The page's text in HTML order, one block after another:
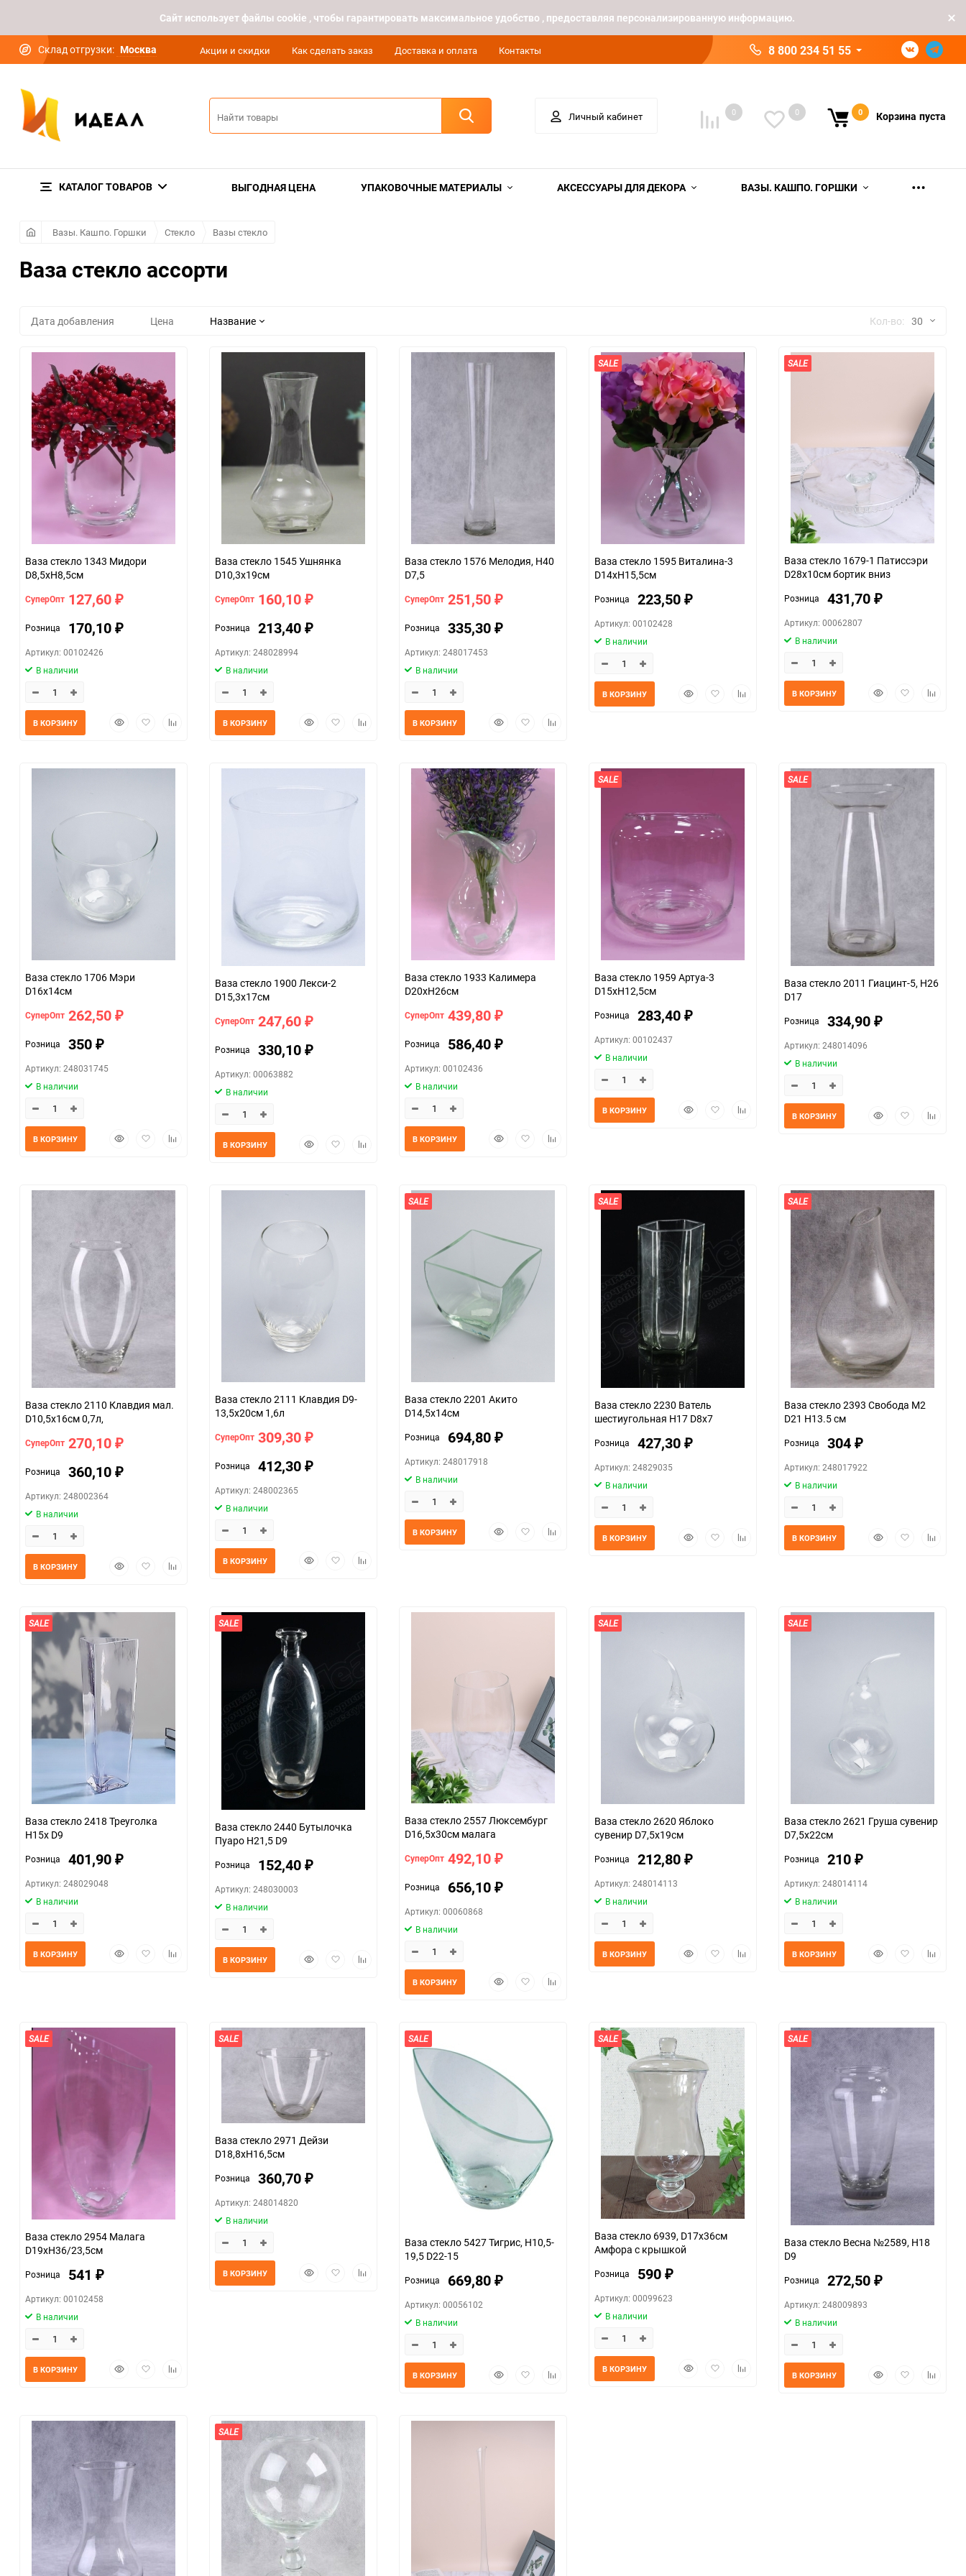
Cайт использует файлы cookie , чтобы гарантировать максимальное удобство , предоставляя персонализированную информацию.
Склад отгрузки: Москва Акции и скидки Как сделать заказ Доставка и оплата Контакты 8 800 234 51 55
Личный кабинет 0 0 0 Корзина пуста
КАТАЛОГ ТОВАРОВ ВЫГОДНАЯ ЦЕНА УПАКОВОЧНЫЕ МАТЕРИАЛЫ АКСЕССУАРЫ ДЛЯ ДЕКОРА ВАЗЫ. КАШПО. ГОРШКИ
Вазы. Кашпо. Горшки Стекло Вазы стекло
Ваза стекло ассорти
Дата добавления Цена Название Кол-во: 30
150
Ваза стекло 1343 Мидори
D8,5хH8,5см
СуперОпт 127,60 ₽
Розница 170,10 ₽
Артикул: 00102426
В наличии
БыстрыйДобавитьДобавить
В КОРЗИНУ
Ваза стекло 1545 Ушнянка
D10,3x19см
СуперОпт 160,10 ₽
Розница 213,40 ₽
Артикул: 248028994
В наличии
БыстрыйДобавитьДобавить
В КОРЗИНУ
Ваза стекло 1576 Мелодия, H40
D7,5
СуперОпт 251,50 ₽
Розница 335,30 ₽
Артикул: 248017453
В наличии
БыстрыйДобавитьДобавить
В КОРЗИНУ
SALE
Ваза стекло 1595 Виталина-3
D14хH15,5см
Розница 223,50 ₽
Артикул: 00102428
В наличии
БыстрыйДобавитьДобавить
В КОРЗИНУ
SALE
Ваза стекло 1679-1 Патиссэри
D28x10см бортик вниз
Розница 431,70 ₽
Артикул: 00062807
В наличии
БыстрыйДобавить
В КОРЗИНУ
Ваза стекло 1706 Мэри
D16x14см
СуперОпт 262,50 ₽
Розница 350 ₽
Артикул: 248031745
В наличии
БыстрыйДобавитьДобавить
В КОРЗИНУ
Ваза стекло 1900 Лекси-2
D15,3x17см
СуперОпт 247,60 ₽
Розница 330,10 ₽
Артикул: 00063882
В наличии
БыстрыйДобавитьДобавить
В КОРЗИНУ
Ваза стекло 1933 Калимера
D20хH26см
СуперОпт 439,80 ₽
Розница 586,40 ₽
Артикул: 00102436
В наличии
БыстрыйДобавитьДобавить
В КОРЗИНУ
SALE
Ваза стекло 1959 Артуа-3
D15хH12,5см
Розница 283,40 ₽
Артикул: 00102437
В наличии
БыстрыйДобавитьДобавить
В КОРЗИНУ
SALE
Ваза стекло 2011 Гиацинт-5, H26
D17
Розница 334,90 ₽
Артикул: 248014096
В наличии
БыстрыйДобавить
В КОРЗИНУ
Ваза стекло 2110 Клавдия мал.
D10,5x16см 0,7л,
СуперОпт 270,10 ₽
Розница 360,10 ₽
Артикул: 248002364
В наличии
БыстрыйДобавитьДобавить
В КОРЗИНУ
Ваза стекло 2111 Клавдия D9-
13,5x20см 1,6л
СуперОпт 309,30 ₽
Розница 412,30 ₽
Артикул: 248002365
В наличии
БыстрыйДобавитьДобавить
В КОРЗИНУ
SALE
Ваза стекло 2201 Акито
D14,5x14см
Розница 694,80 ₽
Артикул: 248017918
В наличии
БыстрыйДобавитьДобавить
В КОРЗИНУ
SALE
Ваза стекло 2230 Ватель
шестиугольная H17 D8х7
Розница 427,30 ₽
Артикул: 24829035
В наличии
БыстрыйДобавитьДобавить
В КОРЗИНУ
SALE
Ваза стекло 2393 Свобода М2
D21 H13.5 см
Розница 304 ₽
Артикул: 248017922
В наличии
БыстрыйДобавить
В КОРЗИНУ
SALE
Ваза стекло 2418 Треуголка
H15х D9
Розница 401,90 ₽
Артикул: 248029048
В наличии
БыстрыйДобавитьДобавить
В КОРЗИНУ
SALE
Ваза стекло 2440 Бутылочка
Пуаро H21,5 D9
Розница 152,40 ₽
Артикул: 248030003
В наличии
БыстрыйДобавитьДобавить
В КОРЗИНУ
Ваза стекло 2557 Люксембург
D16,5x30см малага
СуперОпт 492,10 ₽
Розница 656,10 ₽
Артикул: 00060868
В наличии
БыстрыйДобавитьДобавить
В КОРЗИНУ
SALE
Ваза стекло 2620 Яблоко
сувенир D7,5x19см
Розница 212,80 ₽
Артикул: 248014113
В наличии
БыстрыйДобавитьДобавить
В КОРЗИНУ
SALE
Ваза стекло 2621 Груша сувенир
D7,5x22см
Розница 210 ₽
Артикул: 248014114
В наличии
БыстрыйДобавить
В КОРЗИНУ
SALE
Ваза стекло 2954 Малага
D19хH36/23,5см
Розница 541 ₽
Артикул: 00102458
В наличии
БыстрыйДобавитьДобавить
В КОРЗИНУ
SALE
Ваза стекло 2971 Дейзи
D18,8хH16,5см
Розница 360,70 ₽
Артикул: 248014820
В наличии
БыстрыйДобавитьДобавить
В КОРЗИНУ
SALE
Ваза стекло 5427 Тигрис, H10,5-
19,5 D22-15
Розница 669,80 ₽
Артикул: 00056102
В наличии
БыстрыйДобавитьДобавить
В КОРЗИНУ
SALE
Ваза стекло 6939, D17x36см
Амфора с крышкой
Розница 590 ₽
Артикул: 00099623
В наличии
БыстрыйДобавитьДобавить
В КОРЗИНУ
SALE
Ваза стекло Весна №2589, H18
D9
Розница 272,50 ₽
Артикул: 248009893
В наличии
БыстрыйДобавить
В КОРЗИНУ
SALE